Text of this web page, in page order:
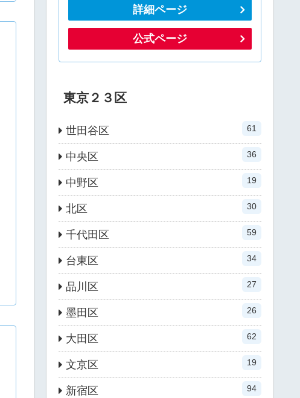
詳細ページ
公式ページ
東京２３区
世田谷区 61
中央区 36
中野区 19
北区 30
千代田区 59
台東区 34
品川区 27
墨田区 26
大田区 62
文京区 19
新宿区 94